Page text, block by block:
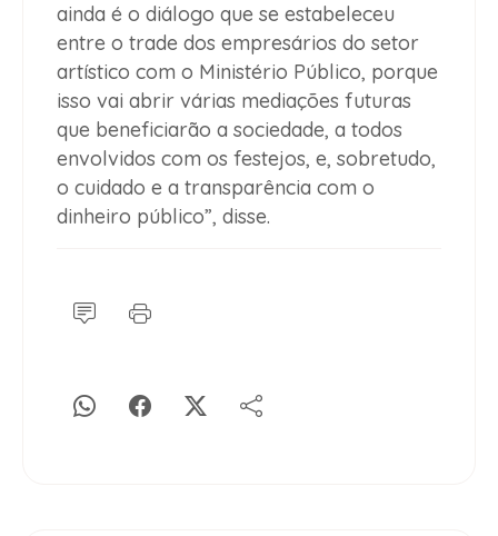
ainda é o diálogo que se estabeleceu
entre o trade dos empresários do setor
artístico com o Ministério Público, porque
isso vai abrir várias mediações futuras
que beneficiarão a sociedade, a todos
envolvidos com os festejos, e, sobretudo,
o cuidado e a transparência com o
dinheiro público”, disse.